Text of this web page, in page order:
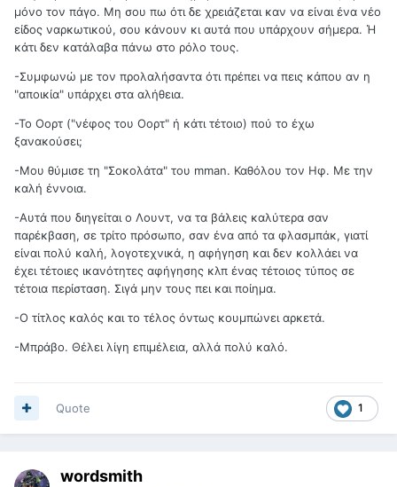
μόνο τον πάγο. Μη σου πω ότι δε χρειάζεται καν να είναι ένα νέο
είδος ναρκωτικού, σου κάνουν κι αυτά που υπάρχουν σήμερα. Ή
κάτι δεν κατάλαβα πάνω στο ρόλο τους.
-Συμφωνώ με τον προλαλήσαντα ότι πρέπει να πεις κάπου αν η
"αποικία" υπάρχει στα αλήθεια.
-Το Οορτ ("νέφος του Οορτ" ή κάτι τέτοιο) πού το έχω
ξανακούσει;
-Μου θύμισε τη "Σοκολάτα" του mman. Καθόλου τον Ηφ. Με την
καλή έννοια.
-Αυτά που διηγείται ο Λουντ, να τα βάλεις καλύτερα σαν
παρέκβαση, σε τρίτο πρόσωπο, σαν ένα από τα φλασμπάκ, γιατί
είναι πολύ καλή, λογοτεχνικά, η αφήγηση και δεν κολλάει να
έχει τέτοιες ικανότητες αφήγησης κλπ ένας τέτοιος τύπος σε
τέτοια περίσταση. Σιγά μην τους πει και ποίημα.
-Ο τίτλος καλός και το τέλος όντως κουμπώνει αρκετά.
-Μπράβο. Θέλει λίγη επιμέλεια, αλλά πολύ καλό.
1
Quote
wordsmith